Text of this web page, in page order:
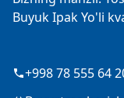
Buyuk Ipak Yo'li
+998 78 555 64